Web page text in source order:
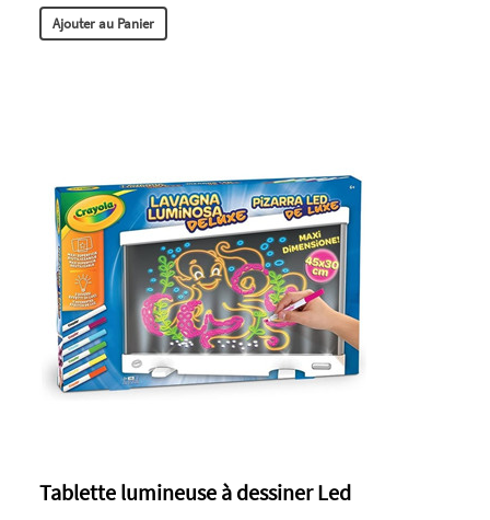
Ajouter au Panier
Tablette lumineuse à dessiner Led